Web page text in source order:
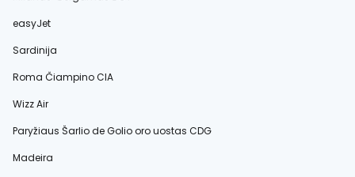
easyJet
Sardinija
Roma Čiampino CIA
Wizz Air
Paryžiaus Šarlio de Golio oro uostas CDG
Madeira